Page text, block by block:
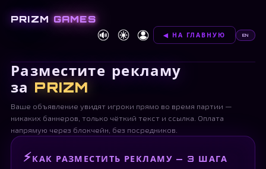
PRIZM GAMES
◀ НА ГЛАВНУЮ EN
Разместите рекламу
за PRIZM
Ваше объявление увидят игроки прямо во время партии —
никаких баннеров, только чёткий текст и ссылка. Оплата
напрямую через блокчейн, без посредников.
⚡КАК РАЗМЕСТИТЬ РЕКЛАМУ — 3 ШАГА